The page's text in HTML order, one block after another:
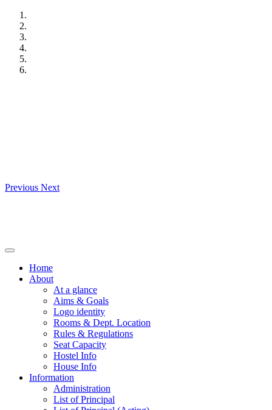
Skip
content
Previous Next
Home
About
At a glance
Aims & Goals
Logo identity
Rooms & Dept. Location
Rules & Regulations
Seat Capacity
Hostel Info
House Info
Information
Administration
List of Principal